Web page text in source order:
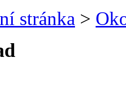
stránka >